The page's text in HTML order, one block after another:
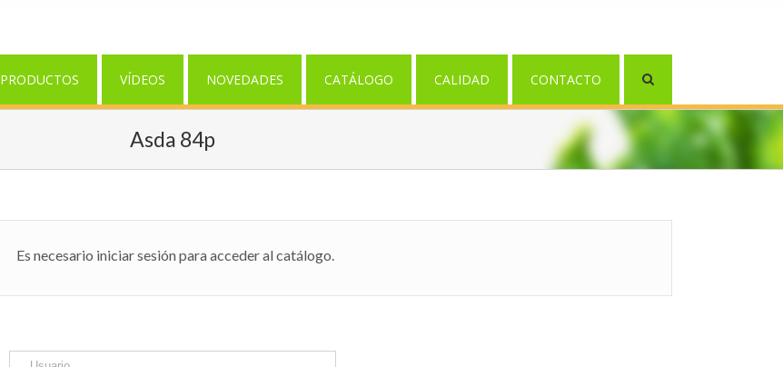
PRODUCTOS VÍDEOS NOVEDADES CATÁLOGO CALIDAD CONTACTO
Asda 84p
Es necesario iniciar sesión para acceder al catálogo.